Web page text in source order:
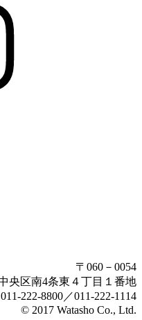
〒060－0054
央区南4条東４丁目１番地
011-222-8800／011-222-1114
© 2017 Watasho Co., Ltd.